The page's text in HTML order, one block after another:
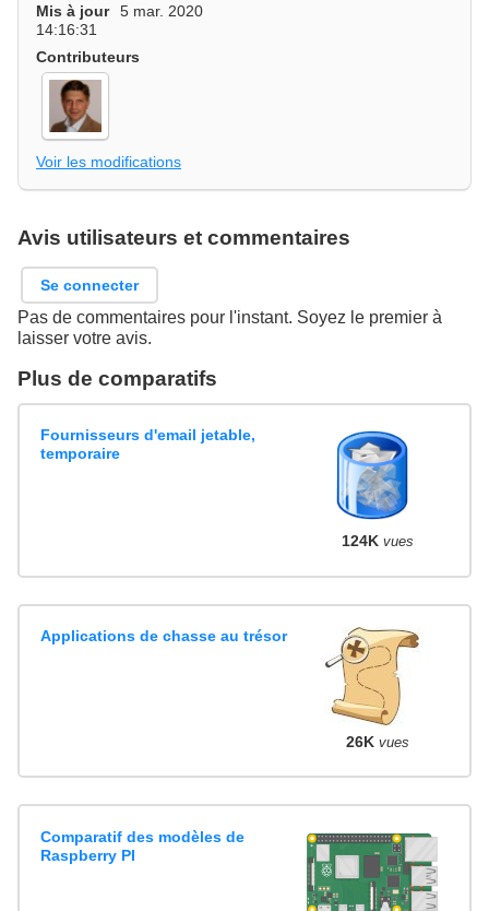
Mis à jour
5 mar. 2020
14:16:31
Contributeurs
Voir les modifications
Avis utilisateurs et commentaires
Se connecter
Pas de commentaires pour l'instant. Soyez le premier à
laisser votre avis.
Plus de comparatifs
Fournisseurs d'email jetable,
temporaire
124K vues
Applications de chasse au trésor
26K vues
Comparatif des modèles de
Raspberry PI